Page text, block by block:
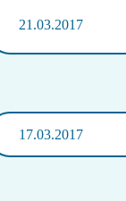
21.03.2017
17.03.2017